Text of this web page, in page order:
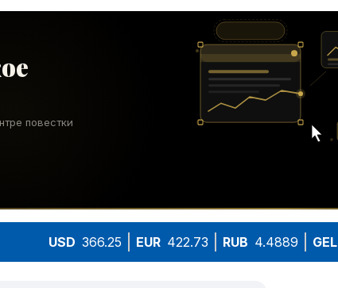
USD 366.25 EUR 422.73 RUB 4.4889 GEL